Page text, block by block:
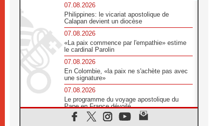
07.08.2026
Philippines: le vicariat apostolique de
Calapan devient un diocèse
07.08.2026
«La paix commence par l'empathie» estime
le cardinal Parolin
07.08.2026
En Colombie, «la paix ne s'achète pas avec
une signature»
07.08.2026
Le programme du voyage apostolique du
Pape en France dévoilé
07.08.2026